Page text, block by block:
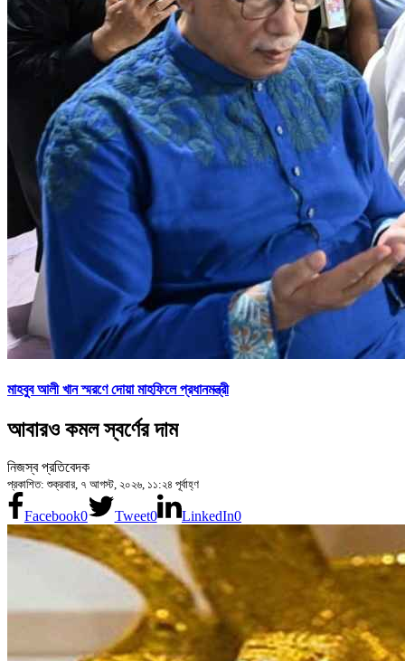
মাহবুব আলী খান স্মরণে দোয়া মাহফিলে প্রধানমন্ত্রী
আবারও কমল স্বর্ণের দাম
নিজস্ব প্রতিবেদক
প্রকাশিত: শুক্রবার, ৭ আগস্ট, ২০২৬, ১১:২৪ পূর্বাহ্ণ
Facebook0 Tweet0 LinkedIn0